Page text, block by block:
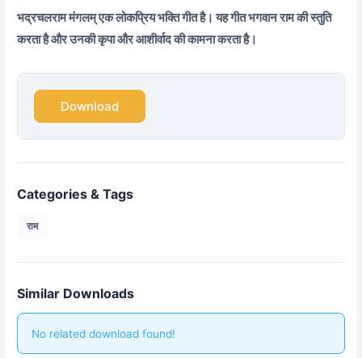
भद्रचलराम मंगलम् एक लोकप्रिय भक्ति गीत है। यह गीत भगवान राम की स्तुति
करता है और उनकी कृपा और आशीर्वाद की कामना करता है।
Download
Categories & Tags
राम
Similar Downloads
No related download found!